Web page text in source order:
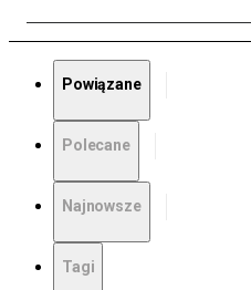
Powiązane
Polecane
Najnowsze
Tagi